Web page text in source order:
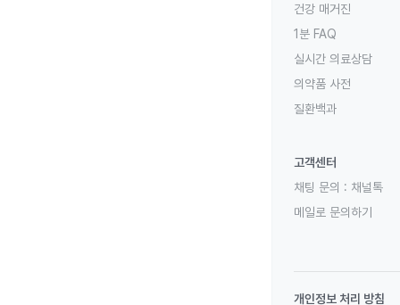
건강 매거진
1분 FAQ
실시간 의료상담
의약품 사전
질환백과
고객센터
채팅 문의 : 채널톡
메일로 문의하기
개인정보 처리 방침